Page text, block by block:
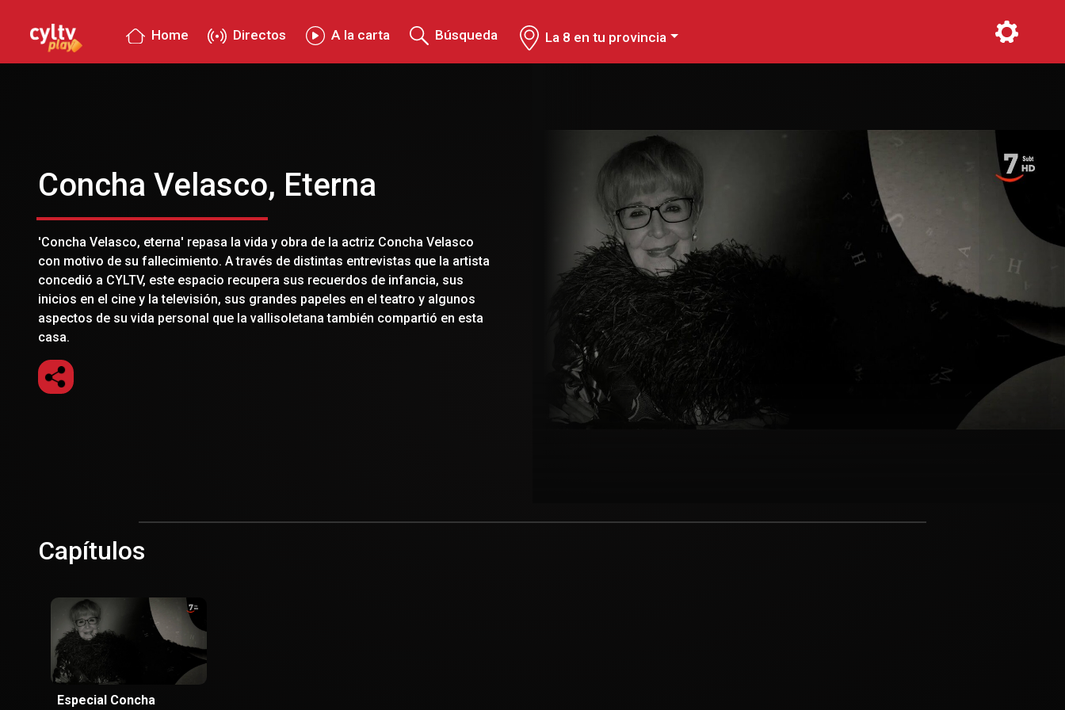
Home Directos A la carta Búsqueda La 8 en tu provincia
Concha Velasco, Eterna
'Concha Velasco, eterna' repasa la vida y obra de la actriz Concha Velasco
con motivo de su fallecimiento. A través de distintas entrevistas que la artista
concedió a CYLTV, este espacio recupera sus recuerdos de infancia, sus
inicios en el cine y la televisión, sus grandes papeles en el teatro y algunos
aspectos de su vida personal que la vallisoletana también compartió en esta
casa.
Capítulos
Especial Concha